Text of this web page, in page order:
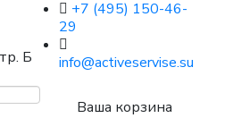
Б
+7 (495) 150-46-
29
info@activeservise.su
Ваша корзина